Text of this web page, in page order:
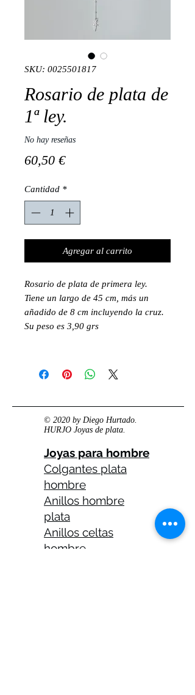
SKU: 0025501817
Rosario de plata de
1ª ley.
No hay reseñas
60,50 €Precio
Cantidad *
Agregar al carrito
Rosario de plata de primera ley.
Tiene un largo de 45 cm, más un
añadido de 8 cm incluyendo la cruz.
Su peso es 3,90 grs
© 2020 by Diego Hurtado.
HURJO Joyas de plata.
Joyas para hombre
Colgantes plata
hombre
Anillos hombre
plata
Anillos celtas
hombre